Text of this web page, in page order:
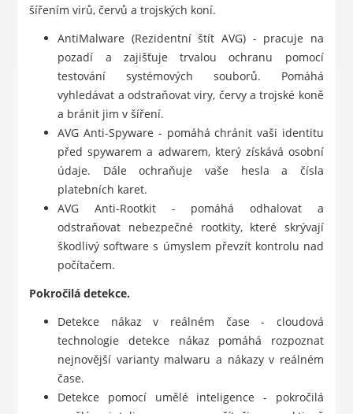
šířením virů, červů a trojských koní.
AntiMalware (Rezidentní štít AVG) - pracuje na
pozadí a zajišťuje trvalou ochranu pomocí
testování systémových souborů. Pomáhá
vyhledávat a odstraňovat viry, červy a trojské koně
a bránit jim v šíření.
AVG Anti-Spyware - pomáhá chránit vaši identitu
před spywarem a adwarem, který získává osobní
údaje. Dále ochraňuje vaše hesla a čísla
platebních karet.
AVG Anti-Rootkit - pomáhá odhalovat a
odstraňovat nebezpečné rootkity, které skrývají
škodlivý software s úmyslem převzít kontrolu nad
počítačem.
Pokročilá detekce.
Detekce nákaz v reálném čase - cloudová
technologie detekce nákaz pomáhá rozpoznat
nejnovější varianty malwaru a nákazy v reálném
čase.
Detekce pomocí umělé inteligence - pokročilá